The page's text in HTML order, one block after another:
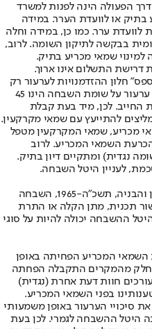
הפעולה הינה לפנות למשרד
או לוועדת הערר. במידה
לוועדת ערר. כמו כן, במידה וחלה
בבקשה לתיקון השומה. לרוב,
למינוי שמאי מכריע בתיק.
התשלום אינו ארוך.
חלון ההזדמנויות לערעור רק
בגלל איחור של מספר ימים. זמן הגשת ערעור על שומת השבחה הינו 45
החייב. לכן, מיד בעת קבלת
להתייעץ עם שמאי מקרקעין.
מכריע, שמאי המקרקעין מטפל
השמאי המכריע. לרוב
נגדית) ומתקיים דיון בתיק.
לעניין היטל השבחה.
על פי התוספת השלישית לחוק התכנון והבניה, תשכ”ה-1965, השבחה
תכנית, מתן הקלה או התרת
ההשבחה יכולה להיות על סוגי
השמאי המכריע הפחיתה באופן
מהמקרים התקבלה הפחתה
חוות דעת אחרת (נגדית)
בפני השמאי המכריע.
סיכויי הערעור באופן משמעותי
היטל ההשבחה לגמרי. לכן בעת